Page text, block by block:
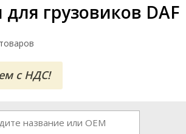
грузовиков DAF
с НДС!